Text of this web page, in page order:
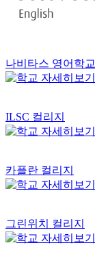
나비타스 영어학교
ILSC 컬리지
카플란 컬리지
그린위치 컬리지